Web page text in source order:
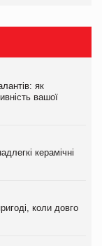
як
вашої
керамічні
коли довго